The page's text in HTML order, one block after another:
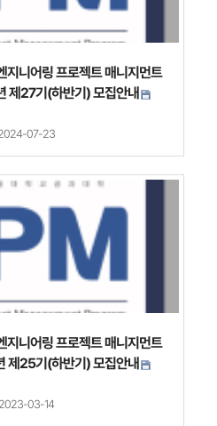
지니어링 프로젝트 매니지먼트
27기(하반기) 모집안내
07-23
지니어링 프로젝트 매니지먼트
25기(하반기) 모집안내
2023-03-14